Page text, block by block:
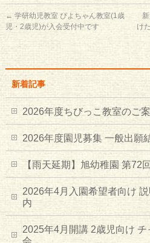
←学研幼児教室 ぴよちゃん教室(1歳
児・2歳児)が入会受付中です
け
新着記事
2026年度ちびっこ教室のご
2026年度園児募集 一般出願
【雨天延期】旭幼稚園 第72
2026年4月入園希望者向け
内
2025年4月開講 2歳児向け
会